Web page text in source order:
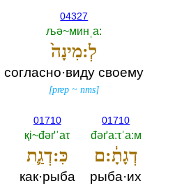
04327
љә~минˌа:‎
לְ:מִינָה֙
согласно·виду своему
[prep ~nms]
01710
đәґа:τˈа:м
דְגָתָ֔:ם
рыба·их
01710
қi~đәґˈаτ
כִּ:דְגַ֛ת
как·рыба